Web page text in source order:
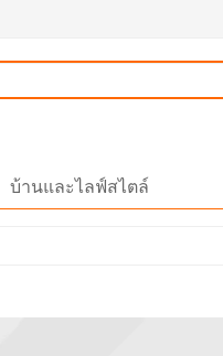
บ้านและไลฟ์สไตล์